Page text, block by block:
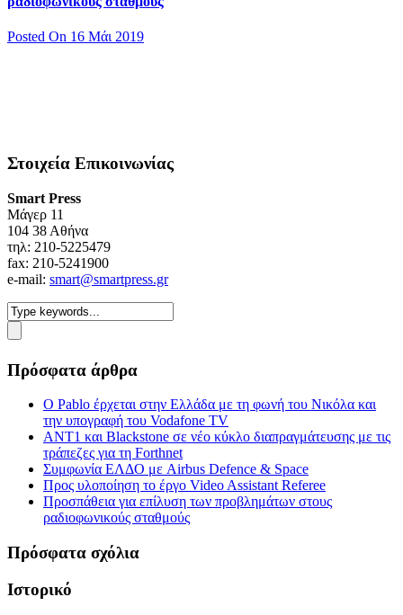
Posted On 16 Μάι 2019
Στοιχεία Επικοινωνίας
Smart Press
Mάγερ 11
104 38 Αθήνα
τηλ: 210-5225479
fax: 210-5241900
e-mail: smart@smartpress.gr
Πρόσφατα άρθρα
Ο Pablo έρχεται στην Ελλάδα με τη φωνή του Νικόλα και
την υπογραφή του Vodafone TV
ΑΝΤ1 και Blackstone σε νέο κύκλο διαπραγμάτευσης με τις
τράπεζες για τη Forthnet
Συμφωνία ΕΛΔΟ με Airbus Defence & Space
Προς υλοποίηση το έργο Video Assistant Referee
Προσπάθεια για επίλυση των προβλημάτων στους
ραδιοφωνικούς σταθμούς
Πρόσφατα σχόλια
Ιστορικό